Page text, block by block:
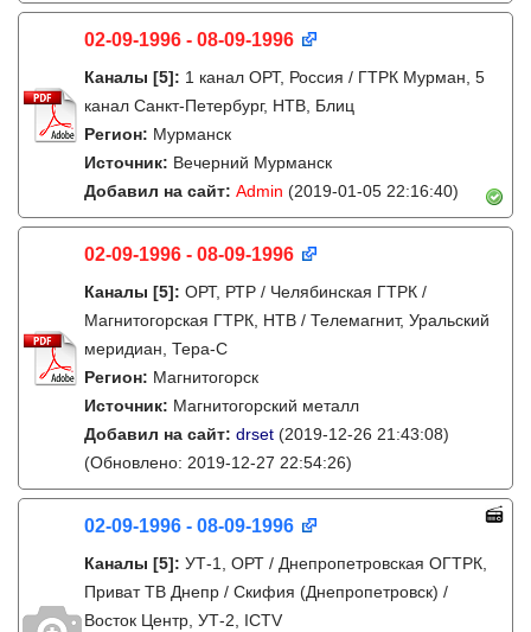
02-09-1996 - 08-09-1996
Каналы [5]: 1 канал ОРТ, Россия / ГТРК Мурман, 5
канал Санкт-Петербург, НТВ, Блиц
Регион: Мурманск
Источник: Вечерний Мурманск
Добавил на сайт: Admin (2019-01-05 22:16:40)
02-09-1996 - 08-09-1996
Каналы [5]: ОРТ, РТР / Челябинская ГТРК /
Магнитогорская ГТРК, НТВ / Телемагнит, Уральский
меридиан, Тера-С
Регион: Магнитогорск
Источник: Магнитогорский металл
Добавил на сайт: drset (2019-12-26 21:43:08)
(Обновлено: 2019-12-27 22:54:26)
02-09-1996 - 08-09-1996
Каналы [5]: УТ-1, ОРТ / Днепропетровская ОГТРК,
Приват ТВ Днепр / Скифия (Днепропетровск) /
Восток Центр, УТ-2, ICTV